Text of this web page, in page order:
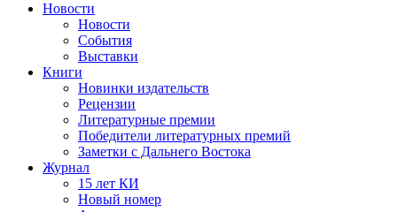
Новости
Новости
События
Выставки
Книги
Новинки издательств
Рецензии
Литературные премии
Победители литературных премий
Заметки с Дальнего Востока
Журнал
15 лет КИ
Новый номер